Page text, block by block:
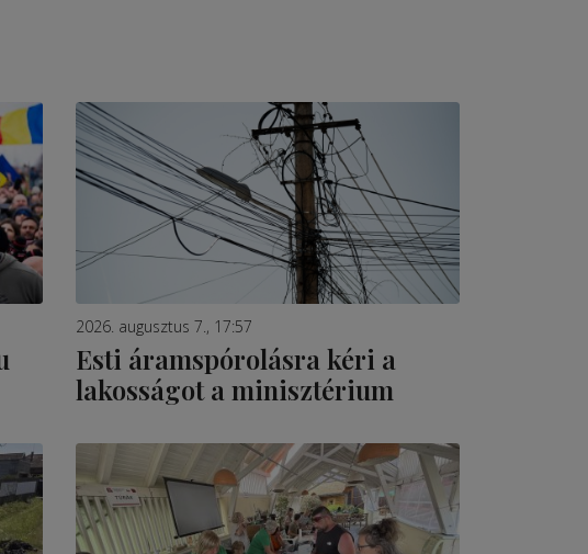
2026. augusztus 7., 17:57
Esti áramspórolásra kéri a
lakosságot a minisztérium